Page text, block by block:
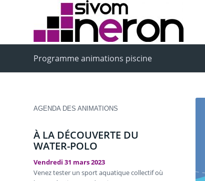
Programme animations piscine
AGENDA DES ANIMATIONS
À LA DÉCOUVERTE DU
WATER-POLO
Vendredi 31 mars 2023
Venez tester un sport aquatique collectif où